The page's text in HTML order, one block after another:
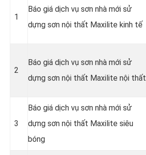
1
Báo giá dịch vụ sơn nhà mới sử
dựng sơn nội thất Maxilite kinh tế
2
Báo giá dịch vụ sơn nhà mới sử
dựng sơn nội thất Maxilite nội thất
3
Báo giá dịch vụ sơn nhà mới sử
dựng sơn nội thất Maxilite siêu
bóng